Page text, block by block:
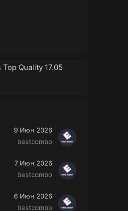
Quality 17.05
9 Июн 2026
bestcombo
7 Июн 2026
bestcombo
6 Июн 2026
bestcombo